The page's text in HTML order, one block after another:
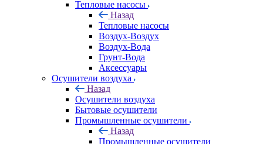
Тепловые насосы
Назад
Тепловые насосы
Воздух-Воздух
Воздух-Вода
Грунт-Вода
Аксессуары
Осушители воздуха
Назад
Осушители воздуха
Бытовые осушители
Промышленные осушители
Назад
Промышленные осушители